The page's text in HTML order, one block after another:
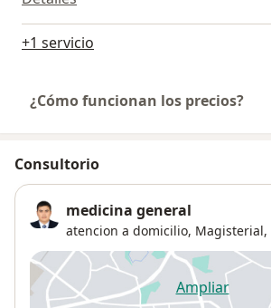
+1 servicio
¿Cómo funcionan los precios?
Consultorio
medicina general
atencion a domicilio, Magisterial,
Ampliar
se abre